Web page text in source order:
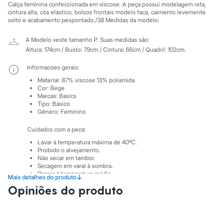
Clock House
Mindset
Sawary
Moda esportiva
Acessórios
Calçados
Leggings
Shorts e Bermudas
Moda íntima
Calcinhas
Meias
Pijamas
Sutiãs e Tops
Moda praia
Biquínis
Maiôs
Saídas de praia
Personagens
Calça feminina confeccionada em viscose. A peça possui modelagem reta,
cintura alta, cós elástico, bolsos frontais modelo faca, caimento levemente
solto e acabamento pespontado./38 Medidas da modelo:
A Modelo veste tamanho P. Suas medidas são:
Altura: 174cm / Busto: 79cm / Cintura: 66cm / Quadril: 102cm.
Mais detalhes do produto↓
Informacoes gerais:
Material: 87% viscose 13% poliamida
Cor: Bege
Marcas: Basics
Tipo: Básico
Gênero: Feminino
Cuidados com a peca:
Lavar à temperatura máxima de 40ºC.
Proibido o alvejamento.
Não secar em tambor.
Secagem em varal à sombra.
Passar à temperatura média.
Limpeza à úmido, processo normal.
Opiniões do produto